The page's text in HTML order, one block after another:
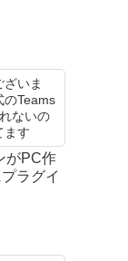
いま
のTeams
ないの
ます
がPC作
ラグイ